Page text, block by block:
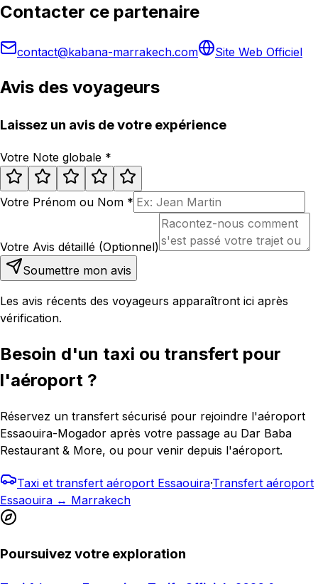
Contacter ce partenaire
contact@kabana-marrakech.com Site Web Officiel
Avis des voyageurs
Laissez un avis de votre expérience
Votre Note globale *
Votre Prénom ou Nom *
Votre Avis détaillé (Optionnel)
Soumettre mon avis
Les avis récents des voyageurs apparaîtront ici après
vérification.
Besoin d'un taxi ou transfert pour
l'aéroport ?
Réservez un transfert sécurisé pour rejoindre l'aéroport
Essaouira-Mogador après votre passage au Dar Baba
Restaurant & More, ou pour venir depuis l'aéroport.
Taxi et transfert aéroport Essaouira·Transfert aéroport
Essaouira ↔ Marrakech
Poursuivez votre exploration